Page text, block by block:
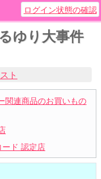
ログイン状態の確認
ゆり大事件
ト
関連商品のお買いもの
ード 認定店